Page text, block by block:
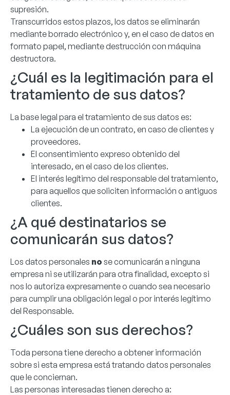
supresión.
Transcurridos estos plazos, los datos se eliminarán
mediante borrado electrónico y, en el caso de datos en
formato papel, mediante destrucción con máquina
destructora.
¿Cuál es la legitimación para el
tratamiento de sus datos?
La base legal para el tratamiento de sus datos es:
La ejecución de un contrato, en caso de clientes y
proveedores.
El consentimiento expreso obtenido del
interesado, en el caso de los clientes.
El interés legítimo del responsable del tratamiento,
para aquellos que soliciten información o antiguos
clientes.
¿A qué destinatarios se
comunicarán sus datos?
Los datos personales no se comunicarán a ninguna
empresa ni se utilizarán para otra finalidad, excepto si
nos lo autoriza expresamente o cuando sea necesario
para cumplir una obligación legal o por interés legítimo
del Responsable.
¿Cuáles son sus derechos?
Toda persona tiene derecho a obtener información
sobre si esta empresa está tratando datos personales
que le conciernan.
Las personas interesadas tienen derecho a: